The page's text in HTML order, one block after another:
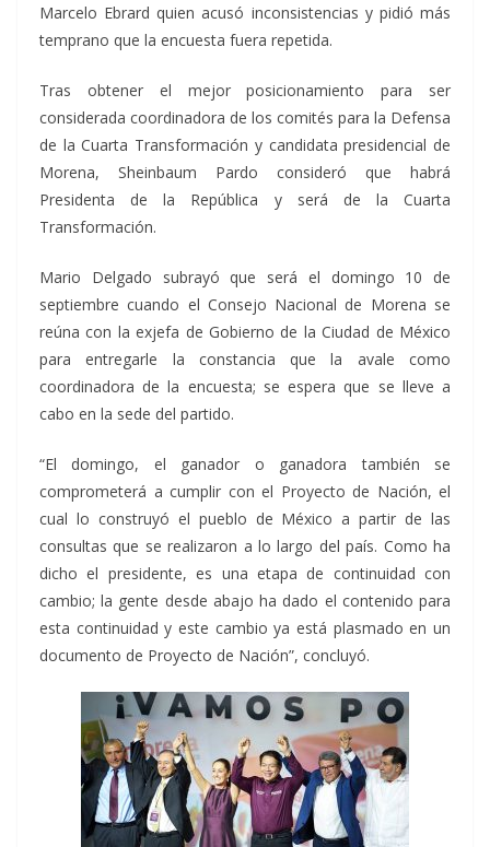
Marcelo Ebrard quien acusó inconsistencias y pidió más
temprano que la encuesta fuera repetida.
Tras obtener el mejor posicionamiento para ser
considerada coordinadora de los comités para la Defensa
de la Cuarta Transformación y candidata presidencial de
Morena, Sheinbaum Pardo consideró que habrá
Presidenta de la República y será de la Cuarta
Transformación.
Mario Delgado subrayó que será el domingo 10 de
septiembre cuando el Consejo Nacional de Morena se
reúna con la exjefa de Gobierno de la Ciudad de México
para entregarle la constancia que la avale como
coordinadora de la encuesta; se espera que se lleve a
cabo en la sede del partido.
“El domingo, el ganador o ganadora también se
comprometerá a cumplir con el Proyecto de Nación, el
cual lo construyó el pueblo de México a partir de las
consultas que se realizaron a lo largo del país. Como ha
dicho el presidente, es una etapa de continuidad con
cambio; la gente desde abajo ha dado el contenido para
esta continuidad y este cambio ya está plasmado en un
documento de Proyecto de Nación”, concluyó.